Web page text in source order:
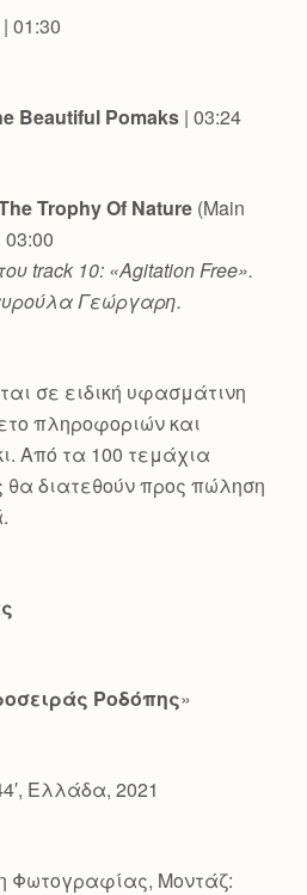
| 01:30
Beautiful Pomaks | 03:24
Trophy Of Nature (Main
τουtrack 10: «Agitation Free».
Γεώργαρη.
σε ειδική υφασμάτινη
πληροφοριών και
Από τα 100 τεμάχια
διατεθούν προς πώληση
Ροδόπης»
Ελλάδα, 2021
Φωτογραφίας, Μοντάζ: